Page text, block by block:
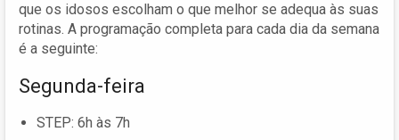
que os idosos escolham o que melhor se adequa às suas
rotinas. A programação completa para cada dia da semana
é a seguinte:
Segunda-feira
STEP: 6h às 7h